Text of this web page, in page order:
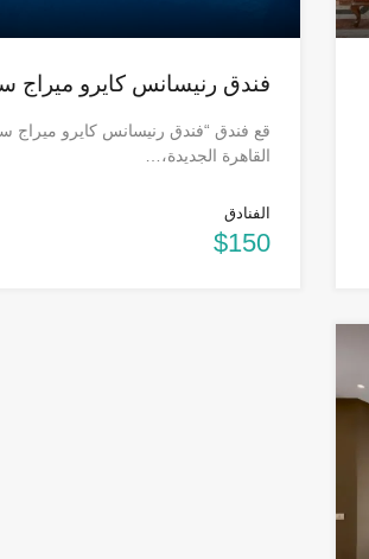
فندق رنيسانس كايرو ميراج
قع فندق “فندق رنيسانس كايرو ميراج
القاهرة الجديدة،…
الفنادق
$150